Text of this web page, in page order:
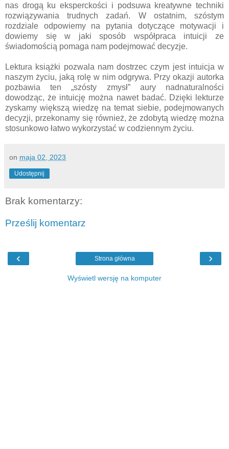
nas drogą ku eksperckości i podsuwa kreatywne techniki
rozwiązywania trudnych zadań. W ostatnim, szóstym
rozdziale odpowiemy na pytania dotyczące motywacji i
dowiemy się w jaki sposób współpraca intuicji ze
świadomością pomaga nam podejmować decyzje.
Lektura książki pozwala nam dostrzec czym jest intuicja w
naszym życiu, jaką rolę w nim odgrywa. Przy okazji autorka
pozbawia ten „szósty zmysł” aury nadnaturalności
dowodząc, że intuicję można nawet badać. Dzięki lekturze
zyskamy większą wiedzę na temat siebie, podejmowanych
decyzji, przekonamy się również, że zdobytą wiedzę można
stosunkowo łatwo wykorzystać w codziennym życiu.
on maja 02, 2023
Udostępnij
Brak komentarzy:
Prześlij komentarz
‹ ›
Strona główna
Wyświetl wersję na komputer